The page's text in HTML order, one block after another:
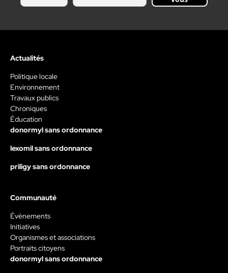
Actualités
Politique locale
Environnement
Travaux publics
Chroniques
Éducation
donormyl sans ordonnance
lexomil sans ordonnance
priligy sans ordonnance
Communauté
Évènements
Initiatives
Organismes et associations
Portraits citoyens
donormyl sans ordonnance